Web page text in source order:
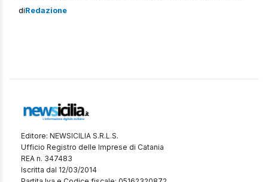
delle attività di controllo straordinario del territorio nel
diRedazione
Editore: NEWSICILIA S.R.L.S.
Ufficio Registro delle Imprese di Catania
REA n. 347483
Iscritta dal 12/03/2014